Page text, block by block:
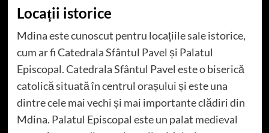
Locații istorice
Mdina este cunoscut pentru locațiile sale istorice,
cum ar fi Catedrala Sfântul Pavel și Palatul
Episcopal. Catedrala Sfântul Pavel este o biserică
catolică situată în centrul orașului și este una
dintre cele mai vechi și mai importante clădiri din
Mdina. Palatul Episcopal este un palat medieval